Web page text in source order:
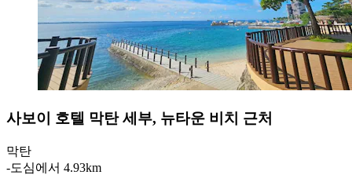
사보이 호텔 막탄 세부, 뉴타운 비치 근처
막탄
‐도심에서 4.93km